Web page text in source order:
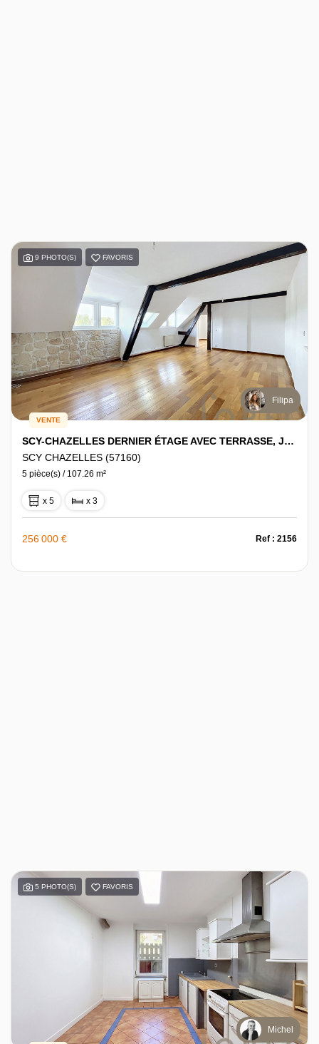
9 PHOTO(S) FAVORIS
Filipa
VENTE
SCY-CHAZELLES DERNIER ÉTAGE AVEC TERRASSE, JARDIN ET 3 CHAMBRES
SCY CHAZELLES (57160)
5 pièce(s) / 107.26 m²
x 5 x 3
256 000 € Ref : 2156
5 PHOTO(S) FAVORIS
Michel